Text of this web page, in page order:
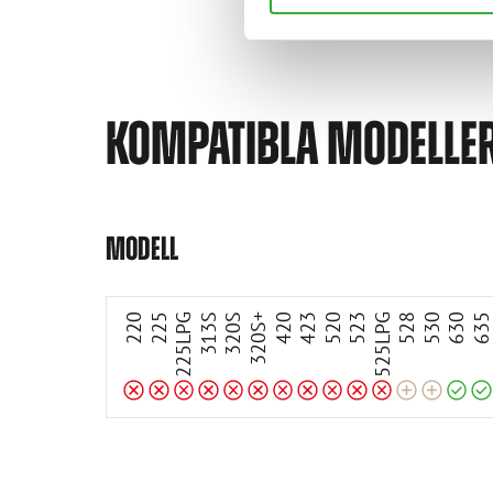
KOMPATIBLA
MODELL
220
Inkompatibel
225
Inkompatibel
225LPG
Inkompatibel
313S 320S 320S+ 420 423 520 523 525LPG 528 530 630 635